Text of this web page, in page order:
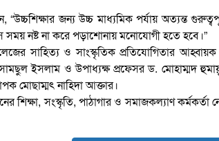
“উচ্চশিক্ষার জন্য উচ্চ মাধ্যমিক পর্যায় অত্যন্ত
সময় নষ্ট না করে পড়াশোনায় মনোযোগী হতে হবে।”
সাহিত্য ও সাংস্কৃতিক প্রতিযোগিতার
ইসলাম ও উপাধ্যক্ষ প্রফেসর ড. মোহাম্মদ
মোছাম্মৎ নাহিদা আক্তার।
শিক্ষা, সংস্কৃতি, পাঠাগার ও সমাজকল্যাণ কর্মকর্তা